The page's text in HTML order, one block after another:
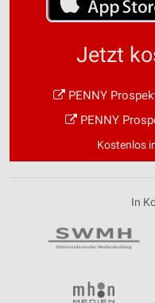
Jetzt
PENNY
PENNY
Kostenlos
In